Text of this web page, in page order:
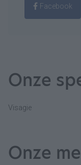
Facebook
Onze
Visagie
Onze